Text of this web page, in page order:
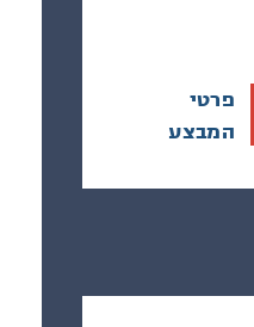
פרטי
המבצע